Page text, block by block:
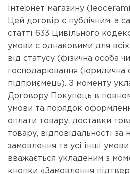
Інтернет магазину
Цей договір є публічним, а
статті 633 Цивільного
умови є однаковими для
від статусу (фізична особа
господарювання (юридична
підприємець). З моменту
Договору Покупець в
умови та порядок
оплати товару, доставки
товару, відповідальності за
замовлення та усі інші
вважається укладеним з
кнопки «Замовлення